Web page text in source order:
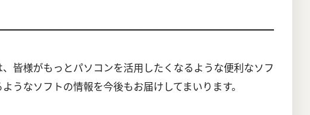
皆様がもっとパソコンを活用したくなるような便利なソフ
うなソフトの情報を今後もお届けしてまいります。